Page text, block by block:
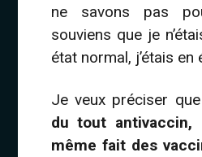
ne savons pas
souviens que je
état normal, j’étais en
Je veux préciser que
du tout antivaccin,
même fait des